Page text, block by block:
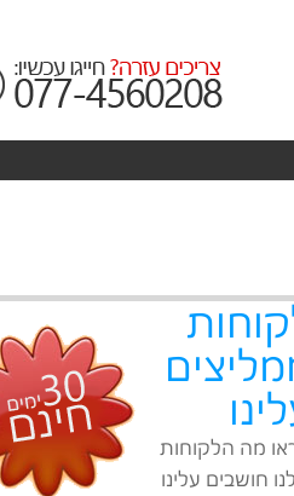
מה הלקוחות
חושבים עלינו